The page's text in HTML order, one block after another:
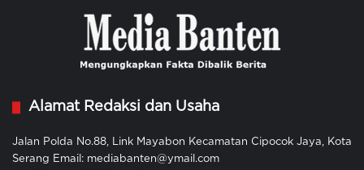
Alamat Redaksi dan Usaha
Jalan Polda No.88, Link Mayabon Kecamatan Cipocok Jaya, Kota
Serang Email: mediabanten@ymail.com